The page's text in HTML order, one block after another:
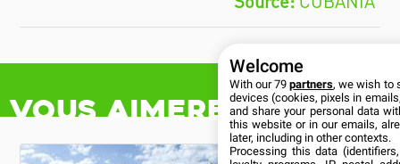
Vous aimerez aussi
Welcome
With our 79partners, we wish to
devices (cookies, pixels in
and share your personal data
this website or in our emails,
later, including in other contexts.
Processing this data